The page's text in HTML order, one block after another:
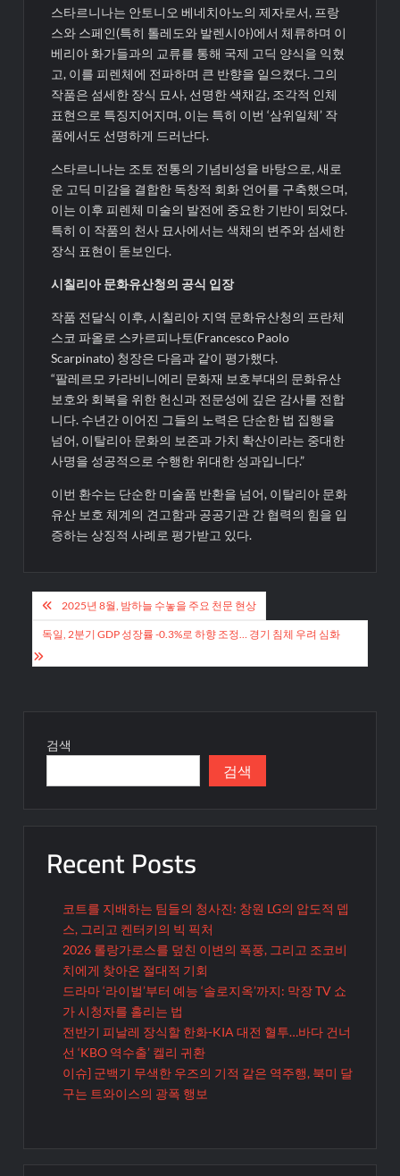
스타르니나는 안토니오 베네치아노의 제자로서, 프랑
스와 스페인(특히 톨레도와 발렌시아)에서 체류하며 이
베리아 화가들과의 교류를 통해 국제 고딕 양식을 익혔
고, 이를 피렌체에 전파하며 큰 반향을 일으켰다. 그의
작품은 섬세한 장식 묘사, 선명한 색채감, 조각적 인체
표현으로 특징지어지며, 이는 특히 이번 ‘삼위일체’ 작
품에서도 선명하게 드러난다.
스타르니나는 조토 전통의 기념비성을 바탕으로, 새로
운 고딕 미감을 결합한 독창적 회화 언어를 구축했으며,
이는 이후 피렌체 미술의 발전에 중요한 기반이 되었다.
특히 이 작품의 천사 묘사에서는 색채의 변주와 섬세한
장식 표현이 돋보인다.
시칠리아 문화유산청의 공식 입장
작품 전달식 이후, 시칠리아 지역 문화유산청의 프란체
스코 파올로 스카르피나토(Francesco Paolo
Scarpinato) 청장은 다음과 같이 평가했다.
“팔레르모 카라비니에리 문화재 보호부대의 문화유산
보호와 회복을 위한 헌신과 전문성에 깊은 감사를 전합
니다. 수년간 이어진 그들의 노력은 단순한 법 집행을
넘어, 이탈리아 문화의 보존과 가치 확산이라는 중대한
사명을 성공적으로 수행한 위대한 성과입니다.”
이번 환수는 단순한 미술품 반환을 넘어, 이탈리아 문화
유산 보호 체계의 견고함과 공공기관 간 협력의 힘을 입
증하는 상징적 사례로 평가받고 있다.
글
탐
색
2025년 8월, 밤하늘 수놓을 주요 천문 현상
독일, 2분기 GDP 성장률 -0.3%로 하향 조정… 경기 침체 우려 심화
검색
검색
Recent Posts
코트를 지배하는 팀들의 청사진: 창원 LG의 압도적 뎁
스, 그리고 켄터키의 빅 픽처
2026 롤랑가로스를 덮친 이변의 폭풍, 그리고 조코비
치에게 찾아온 절대적 기회
드라마 ‘라이벌’부터 예능 ‘솔로지옥’까지: 막장 TV 쇼
가 시청자를 홀리는 법
전반기 피날레 장식할 한화-KIA 대전 혈투…바다 건너
선 ‘KBO 역수출’ 켈리 귀환
이슈] 군백기 무색한 우즈의 기적 같은 역주행, 북미 달
구는 트와이스의 광폭 행보